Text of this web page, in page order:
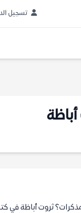
تسجيل
ثروت أباظة في